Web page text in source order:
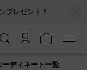
プレゼント！
ーディネート一覧